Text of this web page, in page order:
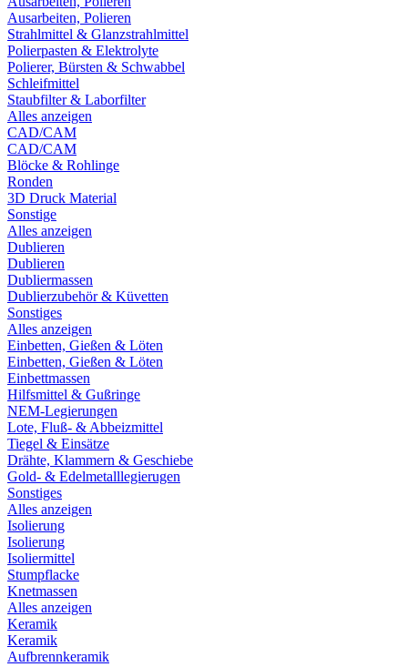
Ausarbeiten, Polieren
Strahlmittel & Glanzstrahlmittel
Polierpasten & Elektrolyte
Polierer, Bürsten & Schwabbel
Schleifmittel
Staubfilter & Laborfilter
Alles anzeigen
CAD/CAM
CAD/CAM
Blöcke & Rohlinge
Ronden
3D Druck Material
Sonstige
Alles anzeigen
Dublieren
Dublieren
Dubliermassen
Dublierzubehör & Küvetten
Sonstiges
Alles anzeigen
Einbetten, Gießen & Löten
Einbetten, Gießen & Löten
Einbettmassen
Hilfsmittel & Gußringe
NEM-Legierungen
Lote, Fluß- & Abbeizmittel
Tiegel & Einsätze
Drähte, Klammern & Geschiebe
Gold- & Edelmetalllegierugen
Sonstiges
Alles anzeigen
Isolierung
Isolierung
Isoliermittel
Stumpflacke
Knetmassen
Alles anzeigen
Keramik
Keramik
Aufbrennkeramik